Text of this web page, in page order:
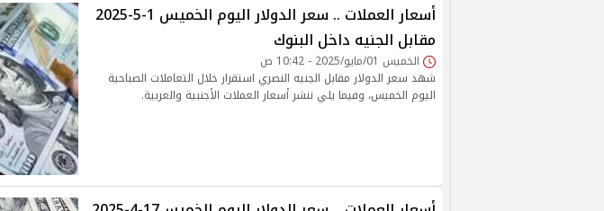
أسعار العملات .. سعر الدولار اليوم الخميس 1-5-2025
مقابل الجنيه داخل البنوك
الخميس 01/مايو/2025 - 10:42 ص
شهد سعر الدولار مقابل الجنيه النصري استقرار خلال التعاملات الصباحية
اليوم الخميس، وفيما يلي ننشر أسعار العملات الأجنبية والعربية.